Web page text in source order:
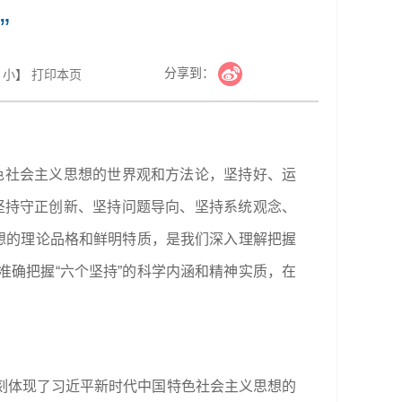
小】 打印本页 分享到：
会主义思想的世界观和方法论，坚持好、运
守正创新、坚持问题导向、坚持系统观念、
理论品格和鲜明特质，是我们深入理解把握
把握“六个坚持”的科学内涵和精神实质，在
现了习近平新时代中国特色社会主义思想的